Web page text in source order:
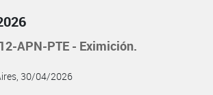
APN-PTE - Eximición.
30/04/2026